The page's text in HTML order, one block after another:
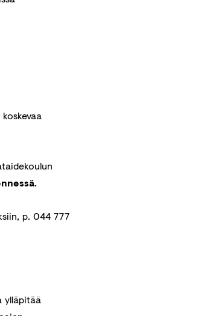
.
p. 044 777
ylläpitää